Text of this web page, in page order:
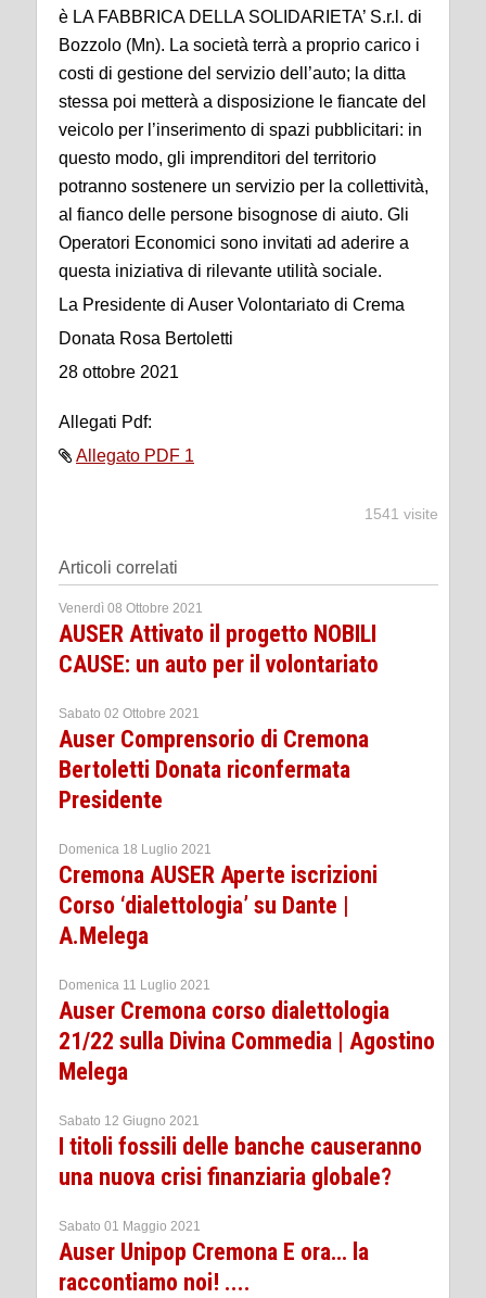
è LA FABBRICA DELLA SOLIDARIETA’ S.r.l. di
Bozzolo (Mn). La società terrà a proprio carico i
costi di gestione del servizio dell’auto; la ditta
stessa poi metterà a disposizione le fiancate del
veicolo per l’inserimento di spazi pubblicitari: in
questo modo, gli imprenditori del territorio
potranno sostenere un servizio per la collettività,
al fianco delle persone bisognose di aiuto. Gli
Operatori Economici sono invitati ad aderire a
questa iniziativa di rilevante utilità sociale.
La Presidente di Auser Volontariato di Crema
Donata Rosa Bertoletti
28 ottobre 2021
Allegati Pdf:
Allegato PDF 1
1541 visite
Articoli correlati
Venerdì 08 Ottobre 2021
AUSER Attivato il progetto NOBILI
CAUSE: un auto per il volontariato
Sabato 02 Ottobre 2021
Auser Comprensorio di Cremona
Bertoletti Donata riconfermata
Presidente
Domenica 18 Luglio 2021
Cremona AUSER Aperte iscrizioni
Corso ‘dialettologia’ su Dante |
A.Melega
Domenica 11 Luglio 2021
Auser Cremona corso dialettologia
21/22 sulla Divina Commedia | Agostino
Melega
Sabato 12 Giugno 2021
I titoli fossili delle banche causeranno
una nuova crisi finanziaria globale?
Sabato 01 Maggio 2021
Auser Unipop Cremona E ora… la
raccontiamo noi! ....